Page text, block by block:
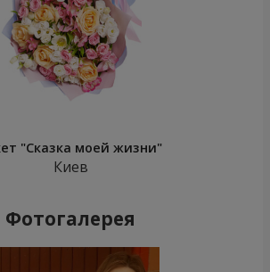
"Сказка моей жизни"
Киев
Фотогалерея